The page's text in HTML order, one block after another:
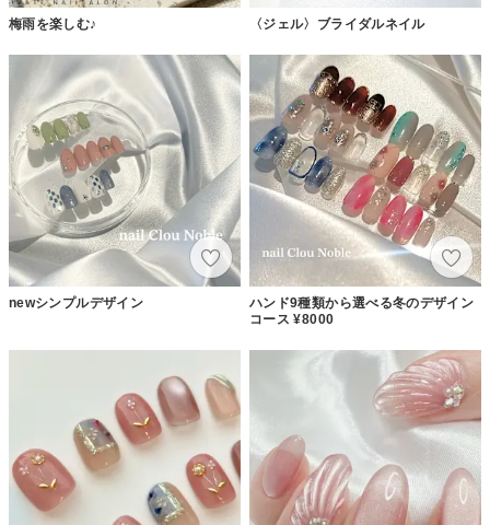
梅雨を楽しむ♪ 〈ジェル〉ブライダルネイル
newシンプルデザイン
ハンド9種類から選べる冬のデザイン
コース ¥8000